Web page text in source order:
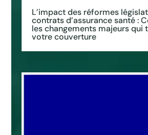
L’impact des réformes
contrats d’assurance santé :
les changements majeurs qui
votre couverture